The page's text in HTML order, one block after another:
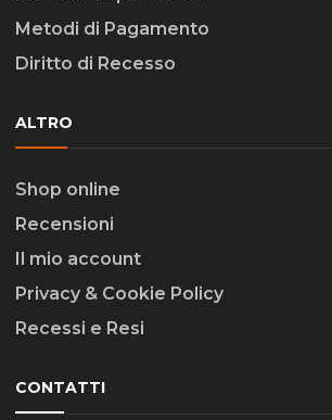
Metodi di Pagamento
Diritto di Recesso
ALTRO
Shop online
Recensioni
Il mio account
Privacy & Cookie Policy
Recessi e Resi
CONTATTI